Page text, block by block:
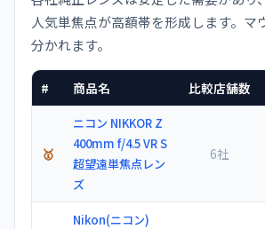
人気単焦点が高額帯を形成します。マ
分かれます。
# 商品名 比較店舗数
🥇
ニコン NIKKOR Z
400mm f/4.5 VR S
超望遠単焦点レン
ズ
6社
Nikon(ニコン)